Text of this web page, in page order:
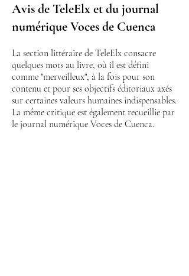
Avis de TeleElx et du journal
numérique Voces de Cuenca
La section littéraire de TeleElx consacre
quelques mots au livre, où il est défini
comme "merveilleux", à la fois pour son
contenu et pour ses objectifs éditoriaux axés
sur certaines valeurs humaines indispensables.
La même critique est également recueillie par
le journal numérique Voces de Cuenca.